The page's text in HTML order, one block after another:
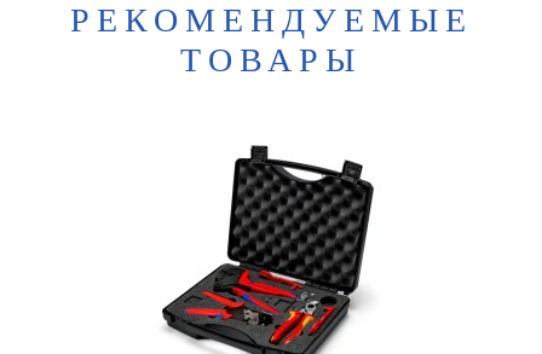
РЕКОМЕНДУЕМЫЕ
ТОВАРЫ